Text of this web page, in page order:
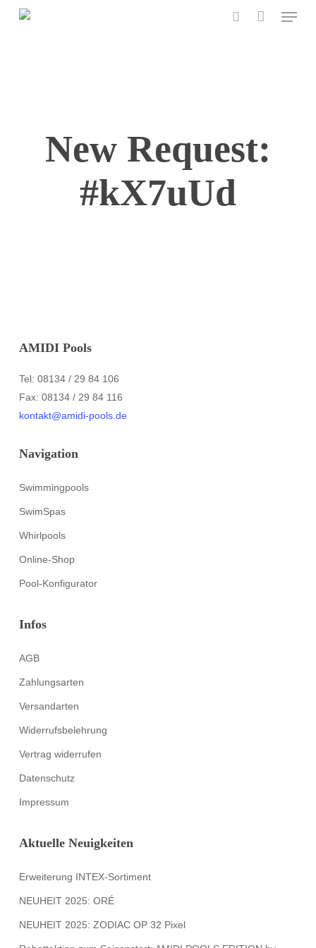
Menu
New Request:
#kX7uUd
AMIDI Pools
Tel: 08134 / 29 84 106
Fax: 08134 / 29 84 116
kontakt@amidi-pools.de
Navigation
Swimmingpools
SwimSpas
Whirlpools
Online-Shop
Pool-Konfigurator
Infos
AGB
Zahlungsarten
Versandarten
Widerrufsbelehrung
Vertrag widerrufen
Datenschutz
Impressum
Aktuelle Neuigkeiten
Erweiterung INTEX-Sortiment
NEUHEIT 2025: ORÉ
NEUHEIT 2025: ZODIAC OP 32 Pixel